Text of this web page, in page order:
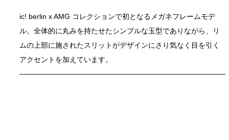
ic! berlin x AMG コレクションで初となるメガネフレームモデ
ル。全体的に丸みを持たせたシンプルな玉型でありながら、リ
ムの上部に施されたスリットがデザインにさり気なく目を引く
アクセントを加えています。